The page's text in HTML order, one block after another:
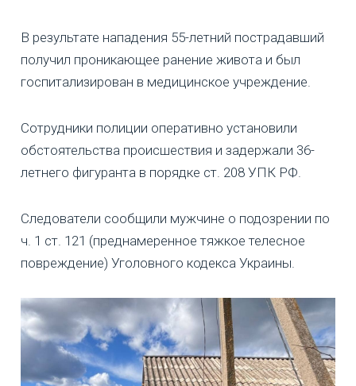
В результате нападения 55-летний пострадавший
получил проникающее ранение живота и был
госпитализирован в медицинское учреждение.
Сотрудники полиции оперативно установили
обстоятельства происшествия и задержали 36-
летнего фигуранта в порядке ст. 208 УПК РФ.
Следователи сообщили мужчине о подозрении по
ч. 1 ст. 121 (преднамеренное тяжкое телесное
повреждение) Уголовного кодекса Украины.